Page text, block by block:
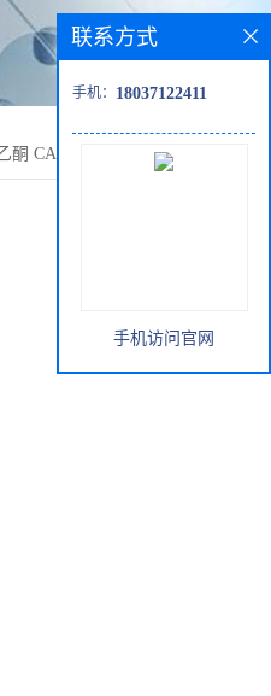
CAS： 1393554-68-1
联系方式
手机： 18037122411
手机访问官网